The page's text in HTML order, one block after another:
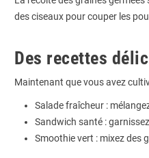
des ciseaux pour couper les
Des recettes
Maintenant que vous avez
Salade fraîcheur :
Sandwich santé :
Smoothie vert : mixez des